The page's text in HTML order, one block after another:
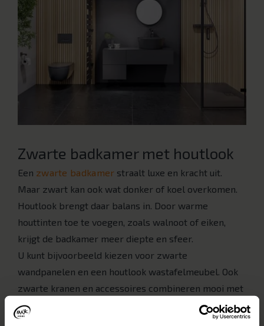
Zwarte badkamer met houtlook
Een zwarte badkamer straalt luxe en kracht uit.
Maar zwart kan ook wat donker of koel overkomen.
Houtlook brengt daar balans in. Door warme
houttinten toe te voegen, zoals walnoot of eiken,
krijgt de badkamer meer diepte en sfeer.
U kunt bijvoorbeeld kiezen voor zwarte
wandpanelen en een houtlook wastafelmeubel. Ook
zwarte kranen en accessoires combineren mooi met
houtlook. Zo ontstaat er een chique badkamer met
een natuurlijke touch.